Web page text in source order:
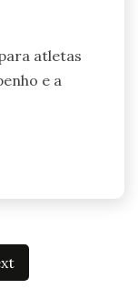
atletas
e a